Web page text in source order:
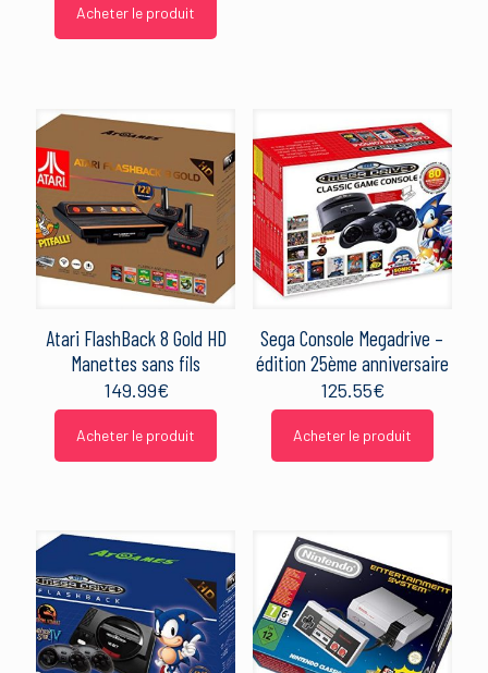
Acheter le produit
Atari FlashBack 8 Gold HD
Manettes sans fils
149.99€
Acheter le produit
Sega Console Megadrive –
édition 25ème anniversaire
125.55€
Acheter le produit